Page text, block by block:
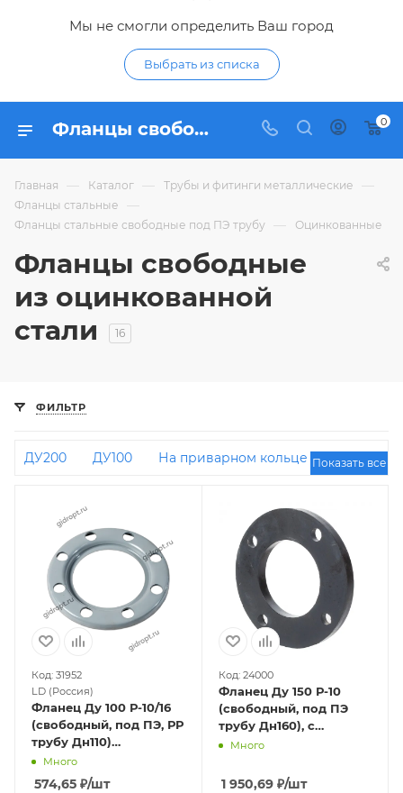
Мы не смогли определить Ваш город
Выбрать из списка
Фланцы свободные из оцинкованной стали - купить стальной оцинкованный фланец для ПЭ труб по низким ценам в интернет-магазине Гидропромтехника в Курске 0
Главная — Каталог — Трубы и фитинги металлические —
Фланцы стальные —
Фланцы стальные свободные под ПЭ трубу — Оцинкованные
Фланцы свободные
из оцинкованной
стали
16
ФИЛЬТР
ДУ200 ДУ100
На приварном кольце Показать все
Код: 31952
LD (Россия)
Фланец Ду 100 Р-10/16
(свободный, под ПЭ, РР
трубу Дн110)
штампованный,
оцинкованный
Много
574,65 ₽/шт
Код: 24000
Фланец Ду 150 Р-10
(свободный, под ПЭ
трубу Дн160), с
полимерным
Много
1 950,69₽/шт